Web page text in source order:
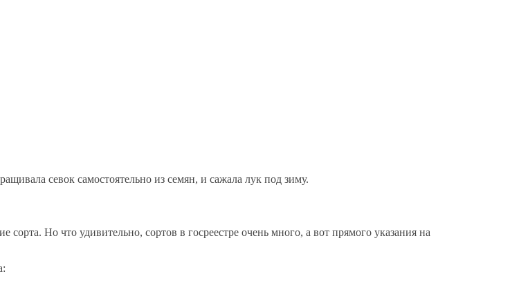
севок самостоятельно из семян, и сажала лук под зиму.
Но что удивительно, сортов в госреестре очень много, а вот прямого указания на